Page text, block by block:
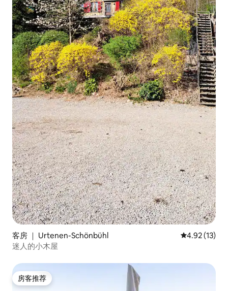
客房 ｜ Urtenen-Schönbühl 平均评分
4.92 (13)
迷人的小木屋
房客推荐
房客推荐